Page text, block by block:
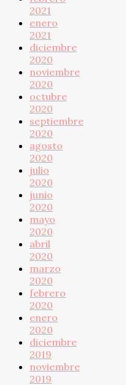
2021
enero
2021
diciembre
2020
noviembre
2020
octubre
2020
septiembre
2020
agosto
2020
julio
2020
junio
2020
mayo
2020
abril
2020
marzo
2020
febrero
2020
enero
2020
diciembre
2019
noviembre
2019